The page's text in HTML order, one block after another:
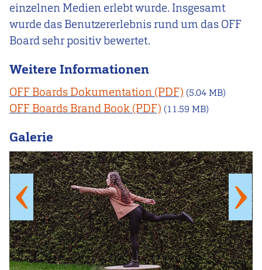
einzelnen Medien erlebt wurde. Insgesamt
wurde das Benutzererlebnis rund um das OFF
Board sehr positiv bewertet.
Weitere Informationen
OFF Boards Dokumentation (5.04 MB)
OFF Boards Brand Book (11.59 MB)
Galerie